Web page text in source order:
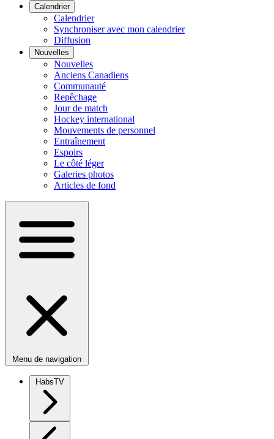
Calendrier
Calendrier
Synchroniser avec mon calendrier
Diffusion
Nouvelles
Nouvelles
Anciens Canadiens
Communauté
Repêchage
Jour de match
Hockey international
Mouvements de personnel
Entraînement
Espoirs
Le côté léger
Galeries photos
Articles de fond
Menu de navigation
HabsTV